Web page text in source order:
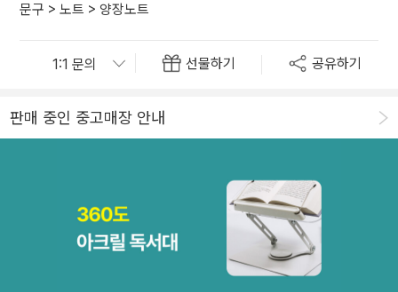
문구 > 노트 > 양장노트
선물하기 공유하기
판매 중인 중고매장 안내